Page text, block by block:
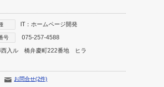
IT：ホームページ開発
号 075-257-4588
西入ル 橋弁慶町222番地 ヒラ
お問合せ(2件)